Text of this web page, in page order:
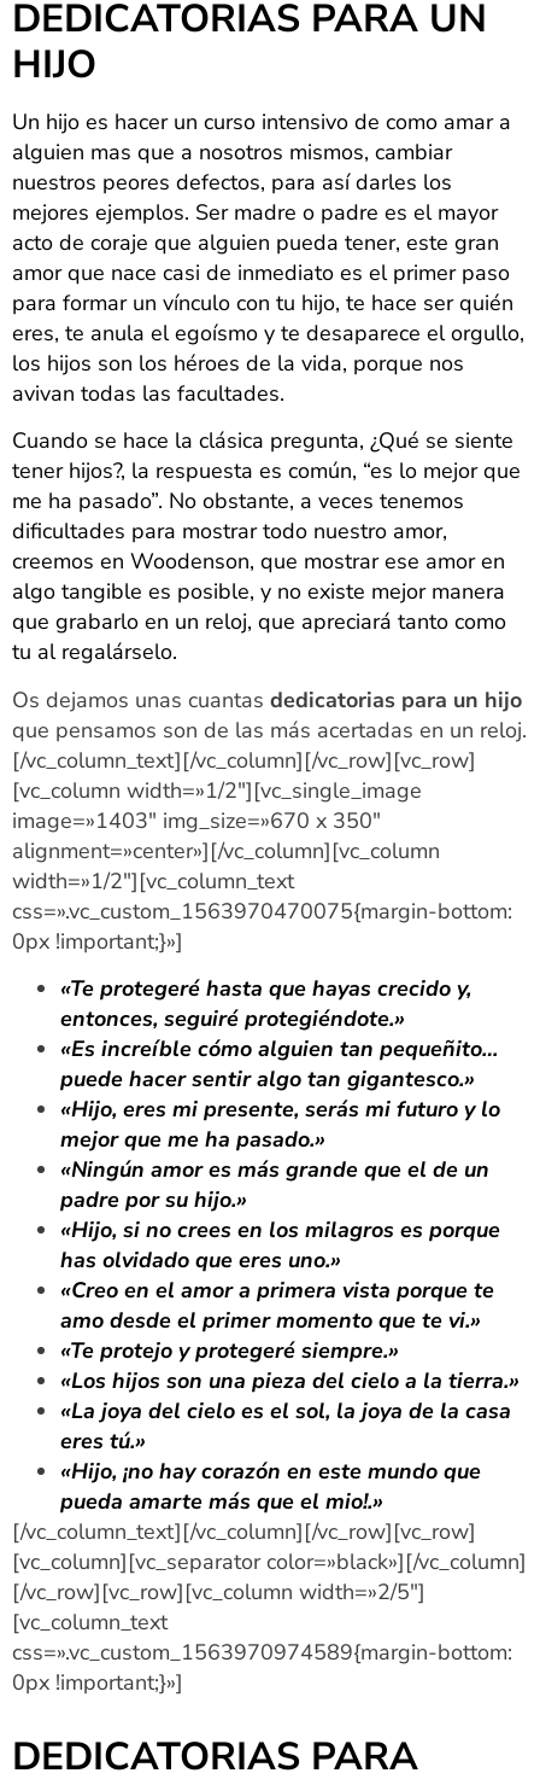
DEDICATORIAS PARA UN
HIJO
Un hijo es hacer un curso intensivo de como amar a
alguien mas que a nosotros mismos, cambiar
nuestros peores defectos, para así darles los
mejores ejemplos. Ser madre o padre es el mayor
acto de coraje que alguien pueda tener, este gran
amor que nace casi de inmediato es el primer paso
para formar un vínculo con tu hijo, te hace ser quién
eres, te anula el egoísmo y te desaparece el orgullo,
los hijos son los héroes de la vida, porque nos
avivan todas las facultades.
Cuando se hace la clásica pregunta, ¿Qué se siente
tener hijos?, la respuesta es común, “es lo mejor que
me ha pasado”. No obstante, a veces tenemos
dificultades para mostrar todo nuestro amor,
creemos en Woodenson, que mostrar ese amor en
algo tangible es posible, y no existe mejor manera
que grabarlo en un reloj, que apreciará tanto como
tu al regalárselo.
Os dejamos unas cuantas dedicatorias para un hijo
que pensamos son de las más acertadas en un reloj.
[/vc_column_text][/vc_column][/vc_row][vc_row]
[vc_column width=»1/2″][vc_single_image
image=»1403″ img_size=»670 x 350″
alignment=»center»][/vc_column][vc_column
width=»1/2″][vc_column_text
css=».vc_custom_1563970470075{margin-bottom:
0px !important;}»]
«Te protegeré hasta que hayas crecido y,
entonces, seguiré protegiéndote.»
«Es increíble cómo alguien tan pequeñito…
puede hacer sentir algo tan gigantesco.»
«Hijo, eres mi presente, serás mi futuro y lo
mejor que me ha pasado.»
«Ningún amor es más grande que el de un
padre por su hijo.»
«Hijo, si no crees en los milagros es porque
has olvidado que eres uno.»
«Creo en el amor a primera vista porque te
amo desde el primer momento que te vi.»
«Te protejo y protegeré siempre.»
«Los hijos son una pieza del cielo a la tierra.»
«La joya del cielo es el sol, la joya de la casa
eres tú.»
«Hijo, ¡no hay corazón en este mundo que
pueda amarte más que el mio!.»
[/vc_column_text][/vc_column][/vc_row][vc_row]
[vc_column][vc_separator color=»black»][/vc_column]
[/vc_row][vc_row][vc_column width=»2/5″]
[vc_column_text
css=».vc_custom_1563970974589{margin-bottom:
0px !important;}»]
DEDICATORIAS PARA